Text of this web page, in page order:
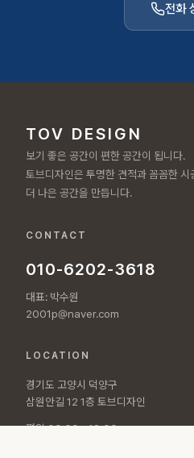
전화
TOV DESIGN
보기 좋은 공간이 편한 공간이 됩니다.
토브디자인은 투명한 견적과 꼼꼼한 시
더 나은 공간을 만듭니다.
CONTACT
010-6202-3618
대표: 박수원
2001p@naver.com
LOCATION
경기도 고양시 덕양구
삼원안길 12 1층 토브디자인
평일 09:00 - 18:00